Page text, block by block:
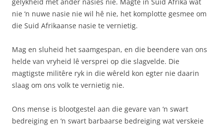
nie ‘n nuwe nasie nie wil hê nie, het komplotte gesmee om
die Suid Afrikaanse nasie te vernietig.
Mag en sluheid het saamgespan, en die beendere van ons
helde van vryheid lê versprei op die slagvelde. Die
magtigste militêre ryk in die wêreld kon egter nie daarin
slaag om ons volk te vernietig nie.
Ons mense is blootgestel aan die gevare van ‘n swart
bedreiging en ‘n swart barbaarse bedreiging wat verskeie